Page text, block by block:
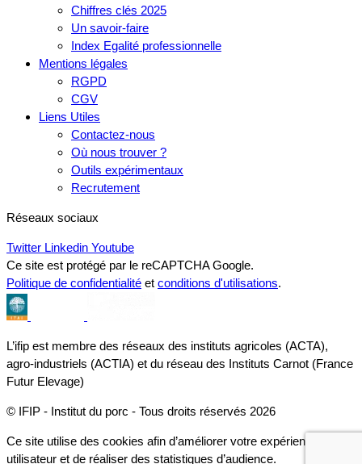
Chiffres clés 2025
Un savoir-faire
Index Egalité professionnelle
Mentions légales
RGPD
CGV
Liens Utiles
Contactez-nous
Où nous trouver ?
Outils expérimentaux
Recrutement
Réseaux sociaux
Twitter Linkedin Youtube
Ce site est protégé par le reCAPTCHA Google.
Politique de confidentialité et conditions d'utilisations.
L’ifip est membre des réseaux des instituts agricoles (ACTA),
agro-industriels (ACTIA) et du réseau des Instituts Carnot (France
Futur Elevage)
© IFIP - Institut du porc - Tous droits réservés 2026
Ce site utilise des cookies afin d’améliorer votre expérience
utilisateur et de réaliser des statistiques d’audience.